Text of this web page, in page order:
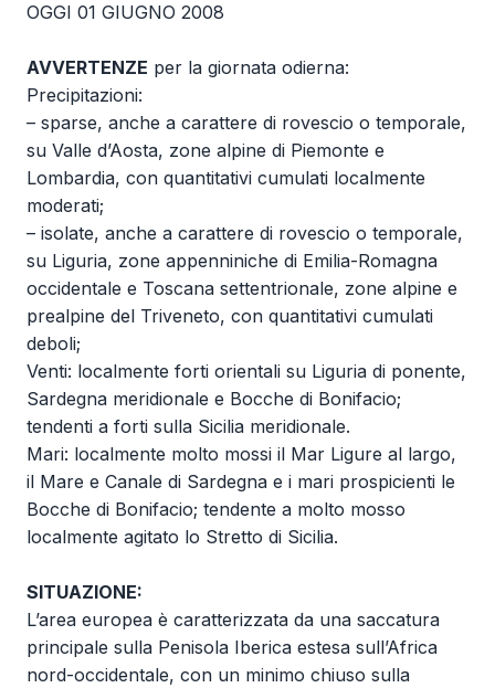
OGGI 01 GIUGNO 2008
AVVERTENZE per la giornata odierna:
Precipitazioni:
– sparse, anche a carattere di rovescio o temporale,
su Valle d’Aosta, zone alpine di Piemonte e
Lombardia, con quantitativi cumulati localmente
moderati;
– isolate, anche a carattere di rovescio o temporale,
su Liguria, zone appenniniche di Emilia-Romagna
occidentale e Toscana settentrionale, zone alpine e
prealpine del Triveneto, con quantitativi cumulati
deboli;
Venti: localmente forti orientali su Liguria di ponente,
Sardegna meridionale e Bocche di Bonifacio;
tendenti a forti sulla Sicilia meridionale.
Mari: localmente molto mossi il Mar Ligure al largo,
il Mare e Canale di Sardegna e i mari prospicienti le
Bocche di Bonifacio; tendente a molto mosso
localmente agitato lo Stretto di Sicilia.
SITUAZIONE:
L’area europea è caratterizzata da una saccatura
principale sulla Penisola Iberica estesa sull’Africa
nord-occidentale, con un minimo chiuso sulla